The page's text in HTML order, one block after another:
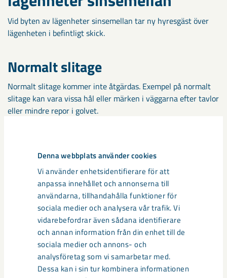
Denna webbplats använder cookies
Vi använder enhetsidentifierare för att
anpassa innehållet och annonserna till
användarna, tillhandahålla funktioner för
sociala medier och analysera vår trafik. Vi
vidarebefordrar även sådana identifierare
och annan information från din enhet till de
sociala medier och annons- och
analysföretag som vi samarbetar med.
Dessa kan i sin tur kombinera informationen
Vid byten av lägenheter sinsemellan tar ny hyresgäst över
lägenheten i befintligt skick.
Normalt slitage
Normalt slitage kommer inte åtgärdas. Exempel på normalt
slitage kan vara vissa hål eller märken i väggarna efter tavlor
eller mindre repor i golvet.
Skador och onormalt slitage i lägenheten övertar inte ny
hyresgäst.
Du som ny hyresgäst är skyldig att meddela oss om det finns
skador i den nya lägenheten senast 8 dagar efter inflyttning,
föregående hyresgäst kommer då bli ersättningsskyldig för
Föregående hyresgäst är ersättningsskyldig för dolda skador